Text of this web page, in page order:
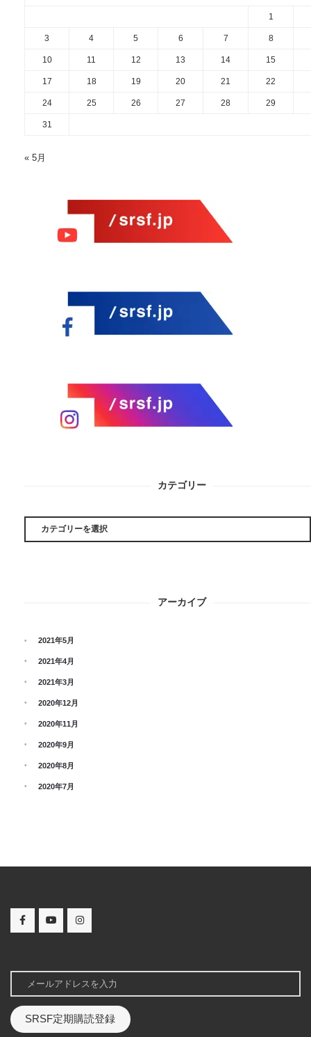
1
3 4 5 6 7 8
10 11 12 13 14 15
17 18 19 20 21 22
24 25 26 27 28 29
31
« 5月
カテゴリー
アーカイブ
2021年5月
2021年4月
2021年3月
2020年12月
2020年11月
2020年9月
2020年8月
2020年7月
SRSF定期購読登録